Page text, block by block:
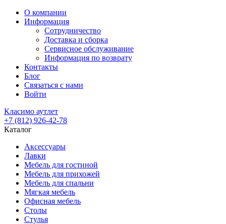
О компании
Информация
Сотрудничество
Доставка и сборка
Сервисное обслуживание
Информация по возврату
Контакты
Блог
Связаться с нами
Войти
Класимо аутлет
+7 (812) 926-42-78
Каталог
Аксессуары
Лавки
Мебель для гостиной
Мебель для прихожей
Мебель для спальни
Мягкая мебель
Офисная мебель
Столы
Стулья